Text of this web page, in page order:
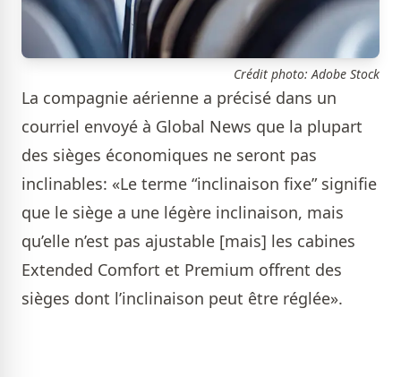
Crédit photo: Adobe Stock
La compagnie aérienne a précisé dans un
courriel envoyé à Global News que la plupart
des sièges économiques ne seront pas
inclinables: «Le terme “inclinaison fixe” signifie
que le siège a une légère inclinaison, mais
qu’elle n’est pas ajustable [mais] les cabines
Extended Comfort et Premium offrent des
sièges dont l’inclinaison peut être réglée».